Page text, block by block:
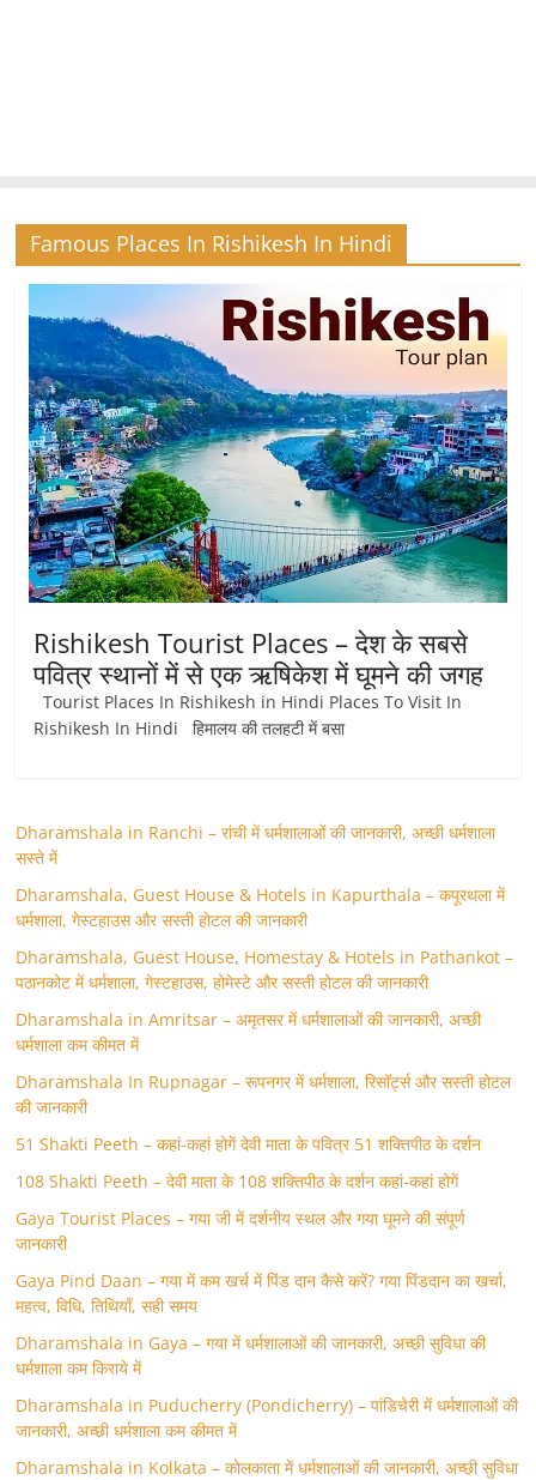
Famous Places In Rishikesh In Hindi
Rishikesh Tourist Places – देश के सबसे
पवित्र स्थानों में से एक ऋषिकेश में घूमने की जगह
Tourist Places In Rishikesh in Hindi Places To Visit In
Rishikesh In Hindi हिमालय की तलहटी में बसा
Dharamshala in Ranchi – रांची में धर्मशालाओं की जानकारी, अच्छी धर्मशाला
सस्ते में
Dharamshala, Guest House & Hotels in Kapurthala – कपूरथला में
धर्मशाला, गेस्टहाउस और सस्ती होटल की जानकारी
Dharamshala, Guest House, Homestay & Hotels in Pathankot –
पठानकोट में धर्मशाला, गेस्टहाउस, होमेस्टे और सस्ती होटल की जानकारी
Dharamshala in Amritsar – अमृतसर में धर्मशालाओं की जानकारी, अच्छी
धर्मशाला कम कीमत में
Dharamshala In Rupnagar – रूपनगर में धर्मशाला, रिसॉर्ट्स और सस्ती होटल
की जानकारी
51 Shakti Peeth – कहां-कहां होगें देवी माता के पवित्र 51 शक्तिपीठ के दर्शन
108 Shakti Peeth – देवी माता के 108 शक्तिपीठ के दर्शन कहां-कहां होगें
Gaya Tourist Places – गया जी में दर्शनीय स्थल और गया घूमने की संपूर्ण
जानकारी
Gaya Pind Daan – गया में कम खर्च में पिंड दान कैसे करें? गया पिंडदान का खर्चा,
महत्व, विधि, तिथियाँ, सही समय
Dharamshala in Gaya – गया में धर्मशालाओं की जानकारी, अच्छी सुविधा की
धर्मशाला कम किराये में
Dharamshala in Puducherry (Pondicherry) – पांडिचेरी में धर्मशालाओं की
जानकारी, अच्छी धर्मशाला कम कीमत में
Dharamshala in Kolkata – कोलकाता में धर्मशालाओं की जानकारी, अच्छी सुविधा